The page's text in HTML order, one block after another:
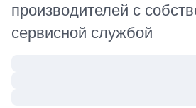
производителей с
сервисной службой